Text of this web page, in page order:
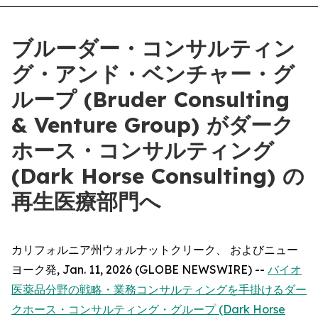
ブルーダー・コンサルティン
グ・アンド・ベンチャー・グ
ループ (Bruder Consulting
& Venture Group) がダーク
ホース・コンサルティング
(Dark Horse Consulting) の
再生医療部門へ
カリフォルニア州ウォルナットクリーク、 およびニュー
ヨーク発, Jan. 11, 2026 (GLOBE NEWSWIRE) -- バイオ
医薬品分野の戦略・業務コンサルティングを手掛けるダー
クホース・コンサルティング・グループ (Dark Horse